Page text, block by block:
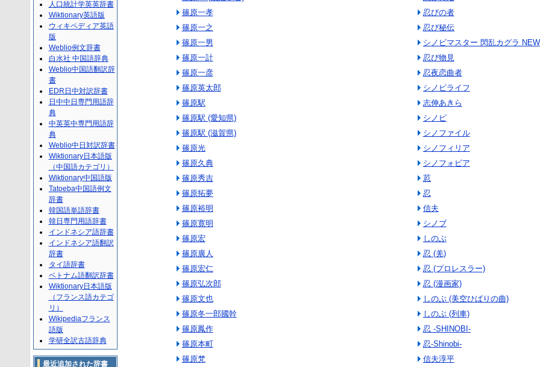
篠原一孝
篠原一之
篠原一男
篠原一計
篠原一彦
篠原英太郎
篠原駅
篠原駅 (愛知県)
篠原駅 (滋賀県)
篠原光
篠原久典
篠原秀吉
篠原拓夢
篠原裕明
篠原寛明
篠原宏
篠原廣人
篠原宏仁
篠原弘次郎
篠原文也
篠原冬一郎國幹
篠原鳳作
篠原本町
篠原梵
忍びの者
忍び秘伝
シノビマスター 閃乱カグラ
忍び物見
忍夜恋曲者
シノビライフ
志伸あきら
シノピ
シノファイル
シノフィリア
シノフォビア
荵
忍
信夫
シノブ
しのぶ
忍 (羌)
忍 (プロレスラー)
忍 (漫画家)
しのぶ (美空ひばりの曲)
しのぶ (列車)
忍 -SHINOBI-
忍-Shinobi-
信夫淳平
人口統計学英英辞書
Wiktionary英語版
ウィキペディア英語
版
Weblio例文辞書
白水社 中国語辞典
Weblio中国語翻訳辞
書
EDR日中対訳辞書
日中中日専門用語辞
典
中英英中専門用語辞
典
Weblio中日対訳辞書
Wiktionary日本語版
（中国語カテゴリ）
Wiktionary中国語版
Tatoeba中国語例文
辞書
韓国語単語辞書
韓日専門用語辞書
インドネシア語辞書
インドネシア語翻訳
辞書
タイ語辞書
ベトナム語翻訳辞書
Wiktionary日本語版
（フランス語カテゴ
リ）
Wikipediaフランス
語版
学研全訳古語辞典
最近追加された辞書